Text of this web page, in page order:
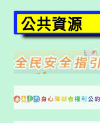
公共資源